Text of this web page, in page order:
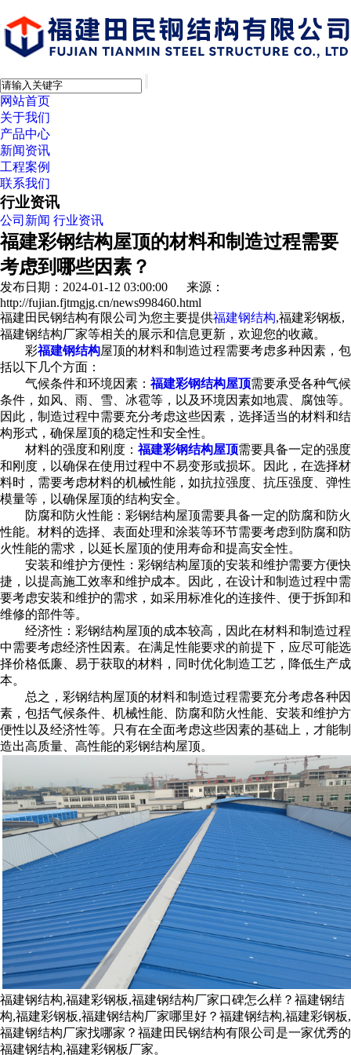
网站首页
关于我们
产品中心
新闻资讯
工程案例
联系我们
行业资讯
公司新闻 行业资讯
福建彩钢结构屋顶的材料和制造过程需要
考虑到哪些因素？
发布日期：2024-01-12 03:00:00 来源：
http://fujian.fjtmgjg.cn/news998460.html
福建田民钢结构有限公司为您主要提供福建钢结构,福建彩钢板,
福建钢结构厂家等相关的展示和信息更新，欢迎您的收藏。
彩福建钢结构屋顶的材料和制造过程需要考虑多种因素，包
括以下几个方面：
气候条件和环境因素：福建彩钢结构屋顶需要承受各种气候
条件，如风、雨、雪、冰雹等，以及环境因素如地震、腐蚀等。
因此，制造过程中需要充分考虑这些因素，选择适当的材料和结
构形式，确保屋顶的稳定性和安全性。
材料的强度和刚度：福建彩钢结构屋顶需要具备一定的强度
和刚度，以确保在使用过程中不易变形或损坏。因此，在选择材
料时，需要考虑材料的机械性能，如抗拉强度、抗压强度、弹性
模量等，以确保屋顶的结构安全。
防腐和防火性能：彩钢结构屋顶需要具备一定的防腐和防火
性能。材料的选择、表面处理和涂装等环节需要考虑到防腐和防
火性能的需求，以延长屋顶的使用寿命和提高安全性。
安装和维护方便性：彩钢结构屋顶的安装和维护需要方便快
捷，以提高施工效率和维护成本。因此，在设计和制造过程中需
要考虑安装和维护的需求，如采用标准化的连接件、便于拆卸和
维修的部件等。
经济性：彩钢结构屋顶的成本较高，因此在材料和制造过程
中需要考虑经济性因素。在满足性能要求的前提下，应尽可能选
择价格低廉、易于获取的材料，同时优化制造工艺，降低生产成
本。
总之，彩钢结构屋顶的材料和制造过程需要充分考虑各种因
素，包括气候条件、机械性能、防腐和防火性能、安装和维护方
便性以及经济性等。只有在全面考虑这些因素的基础上，才能制
造出高质量、高性能的彩钢结构屋顶。
福建钢结构,福建彩钢板,福建钢结构厂家口碑怎么样？福建钢结
构,福建彩钢板,福建钢结构厂家哪里好？福建钢结构,福建彩钢板,
福建钢结构厂家找哪家？福建田民钢结构有限公司是一家优秀的
福建钢结构,福建彩钢板厂家。